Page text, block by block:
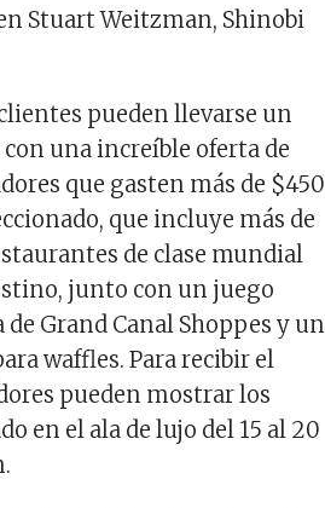
Stuart Weitzman, Shinobi
pueden llevarse un
con una increíble oferta de
que gasten más de $450
que incluye más de
de clase mundial
junto con un juego
Grand Canal Shoppes y un
waffles. Para recibir el
pueden mostrar los
en el ala de lujo del 15 al 20